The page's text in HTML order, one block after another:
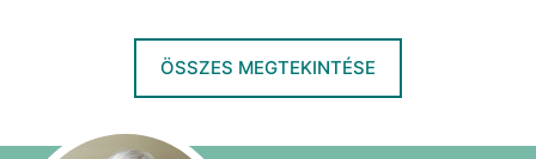
ÖSSZES MEGTEKINTÉSE